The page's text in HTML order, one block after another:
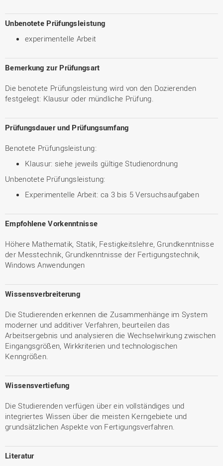
Unbenotete Prüfungsleistung
experimentelle Arbeit
Bemerkung zur Prüfungsart
Die benotete Prüfungsleistung wird von den Dozierenden
festgelegt: Klausur oder mündliche Prüfung.
Prüfungsdauer und Prüfungsumfang
Benotete Prüfungsleistung:
Klausur: siehe jeweils gültige Studienordnung
Unbenotete Prüfungsleistung:
Experimentelle Arbeit: ca 3 bis 5 Versuchsaufgaben
Empfohlene Vorkenntnisse
Höhere Mathematik, Statik, Festigkeitslehre, Grundkenntnisse
der Messtechnik, Grundkenntnisse der Fertigungstechnik,
Windows Anwendungen
Wissensverbreiterung
Die Studierenden erkennen die Zusammenhänge im System
moderner und additiver Verfahren, beurteilen das
Arbeitsergebnis und analysieren die Wechselwirkung zwischen
Eingangsgrößen, Wirkkriterien und technologischen
Kenngrößen.
Wissensvertiefung
Die Studierenden verfügen über ein vollständiges und
integriertes Wissen über die meisten Kerngebiete und
grundsätzlichen Aspekte von Fertigungsverfahren.
Literatur